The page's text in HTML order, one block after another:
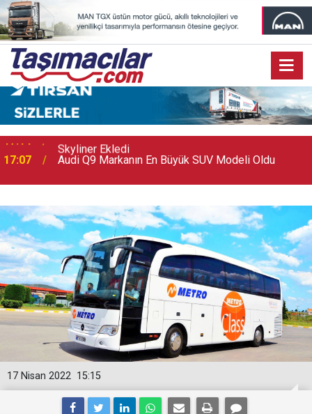
17:07 Audi Q9 Markanın En Büyük SUV Modeli Oldu
15:15
17 Nisan 2022